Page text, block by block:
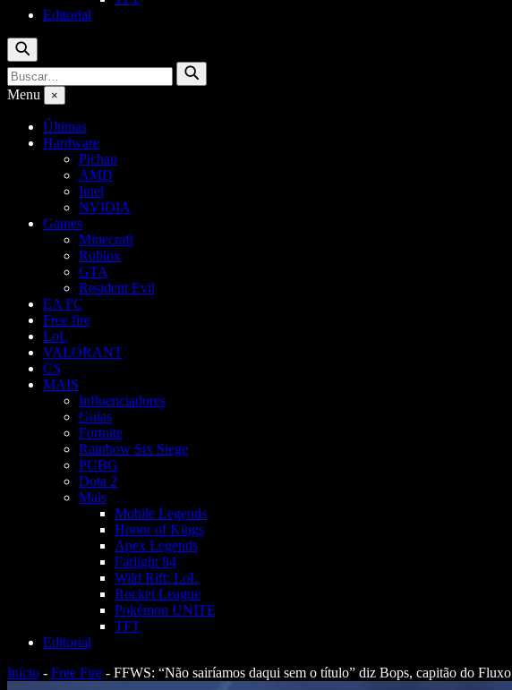
Editorial
Buscar
Buscar
por:
Buscar
Menu ×
Últimas
Hardware
Pichau
AMD
Intel
NVIDIA
Games
Minecraft
Roblox
GTA
Resident Evil
EA FC
Free fire
LoL
VALORANT
CS
MAIS
Influenciadores
Guias
Fortnite
Rainbow Six Siege
PUBG
Dota 2
Mais
Mobile Legends
Honor of Kings
Apex Legends
Farlight 84
Wild Rift: LoL
Rocket League
Pokémon UNITE
TFT
Editorial
Início - Free Fire - FFWS: “Não sairíamos daqui sem o título” diz Bops, capitão do Fluxo